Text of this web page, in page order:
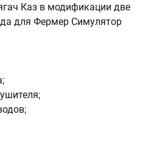
Каз в модификации две
для Фермер Симулятор